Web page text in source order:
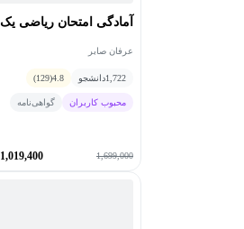
آمادگی امتحان ریاضی یک
عرفان صابر
1,722دانشجو 4.8
(129)
محبوب کاربران گواهی‌نامه
1,699,000
1,019,400